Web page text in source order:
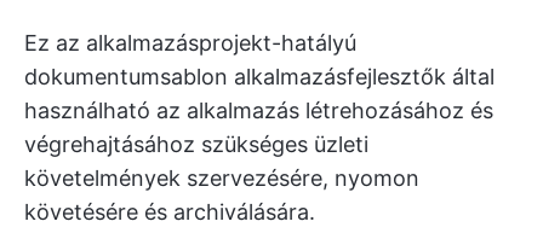
Ez az alkalmazásprojekt-hatályú
dokumentumsablon alkalmazásfejlesztők által
használható az alkalmazás létrehozásához és
végrehajtásához szükséges üzleti
követelmények szervezésére, nyomon
követésére és archiválására.